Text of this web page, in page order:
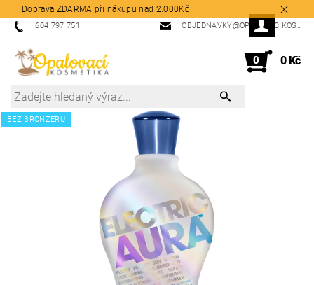
Doprava ZDARMA při nákupu nad 2.000Kč
604 797 751 OBJEDNAVKY@OPALOVACIKOSMETIKA.CZ
0 0 Kč
BEZ BRONZERU